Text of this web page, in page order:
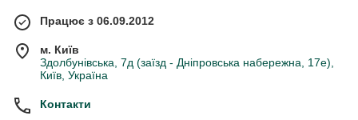
Працює з 06.09.2012
м. Київ
Здолбунівська, 7д (заїзд - Дніпровська набережна, 17е),
Київ, Україна
Контакти